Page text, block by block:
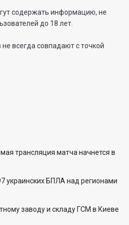
содержать информацию, не
до 18 лет.
всегда совпадают с точкой
трансляция матча начнется в
украинских БПЛА над регионами
заводу и складу ГСМ в Киеве